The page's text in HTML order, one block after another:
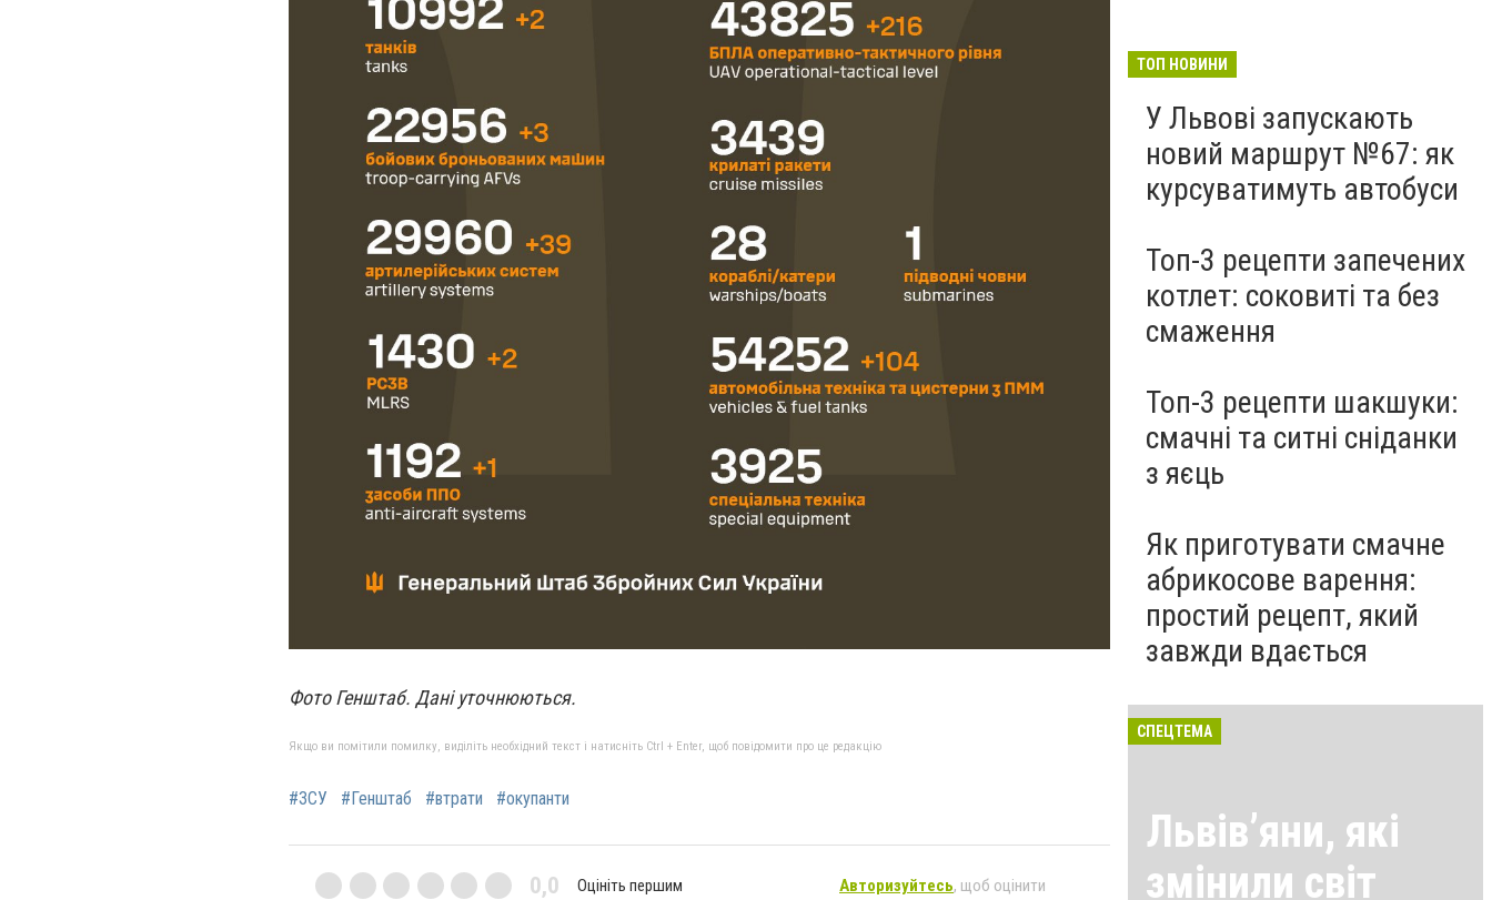
Фото Генштаб. Дані уточнюються.
Якщо ви помітили помилку, виділіть необхідний текст і натисніть Ctrl + Enter, щоб повідомити про це редакцію
#ЗСУ #Генштаб #втрати #окупанти
0,0 Оцініть першим Авторизуйтесь, щоб оцінити
ТОП НОВИНИ
У Львові запускають
новий маршрут №67: як
курсуватимуть автобуси
Топ-3 рецепти запечених
котлет: соковиті та без
смаження
Топ-3 рецепти шакшуки:
смачні та ситні сніданки
з яєць
Як приготувати смачне
абрикосове варення:
простий рецепт, який
завжди вдається
СПЕЦТЕМА
Львівʼяни, які
змінили світ